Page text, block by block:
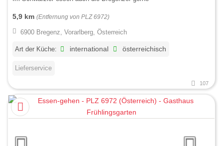
5,9 km (Entfernung von PLZ 6972)
6900 Bregenz, Vorarlberg, Österreich
Art der Küche: international österreichisch
Lieferservice
107